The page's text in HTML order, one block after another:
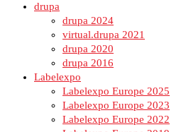
drupa
drupa 2024
virtual.drupa 2021
drupa 2020
drupa 2016
Labelexpo
Labelexpo Europe 2025
Labelexpo Europe 2023
Labelexpo Europe 2022